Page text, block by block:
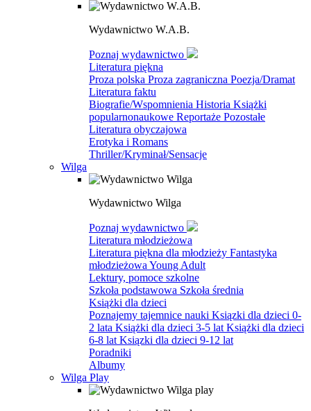
Wydawnictwo W.A.B.
Poznaj wydawnictwo
Literatura piękna
Proza polska Proza zagraniczna Poezja/Dramat
Literatura faktu
Biografie/Wspomnienia Historia Książki
popularnonaukowe Reportaże Pozostałe
Literatura obyczajowa
Erotyka i Romans
Thriller/Kryminał/Sensacje
Wilga
Wydawnictwo Wilga
Poznaj wydawnictwo
Literatura młodzieżowa
Literatura piękna dla młodzieży Fantastyka
młodzieżowa Young Adult
Lektury, pomoce szkolne
Szkoła podstawowa Szkoła średnia
Książki dla dzieci
Poznajemy tajemnice nauki Ksiązki dla dzieci 0-
2 lata Książki dla dzieci 3-5 lat Książki dla dzieci
6-8 lat Ksiązki dla dzieci 9-12 lat
Poradniki
Albumy
Wilga Play